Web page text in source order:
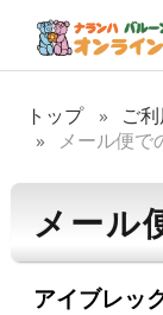
トップ ご
メール便で
メール
アイブレッ